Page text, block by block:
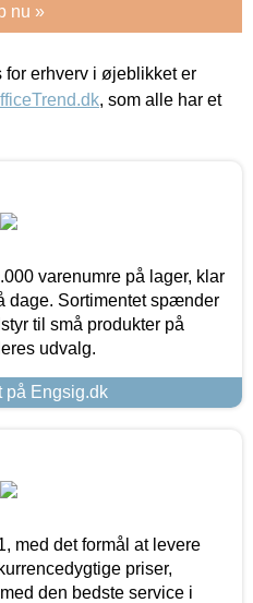
nu »
erhverv i øjeblikket er
, som alle har et
varenumre på lager, klar
dage. Sortimentet spænder
til små produkter på
udvalg.
på Engsig.dk
med det formål at levere
priser,
den bedste service i